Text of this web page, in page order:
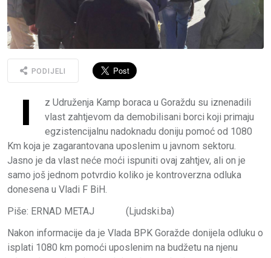
PODIJELI
I
z Udruženja Kamp boraca u Goraždu su iznenadili
vlast zahtjevom da demobilisani borci koji primaju
egzistencijalnu nadoknadu doniju pomoć od 1080
Km koja je zagarantovana uposlenim u javnom sektoru.
Jasno je da vlast neće moći ispuniti ovaj zahtjev, ali on je
samo još jednom potvrdio koliko je kontroverzna odluka
donesena u Vladi F BiH.
Piše: ERNAD METAJ (Ljudski.ba)
Nakon informacije da je Vlada BPK Goražde donijela odluku o
isplati 1080 km pomoći uposlenim na budžetu na njenu